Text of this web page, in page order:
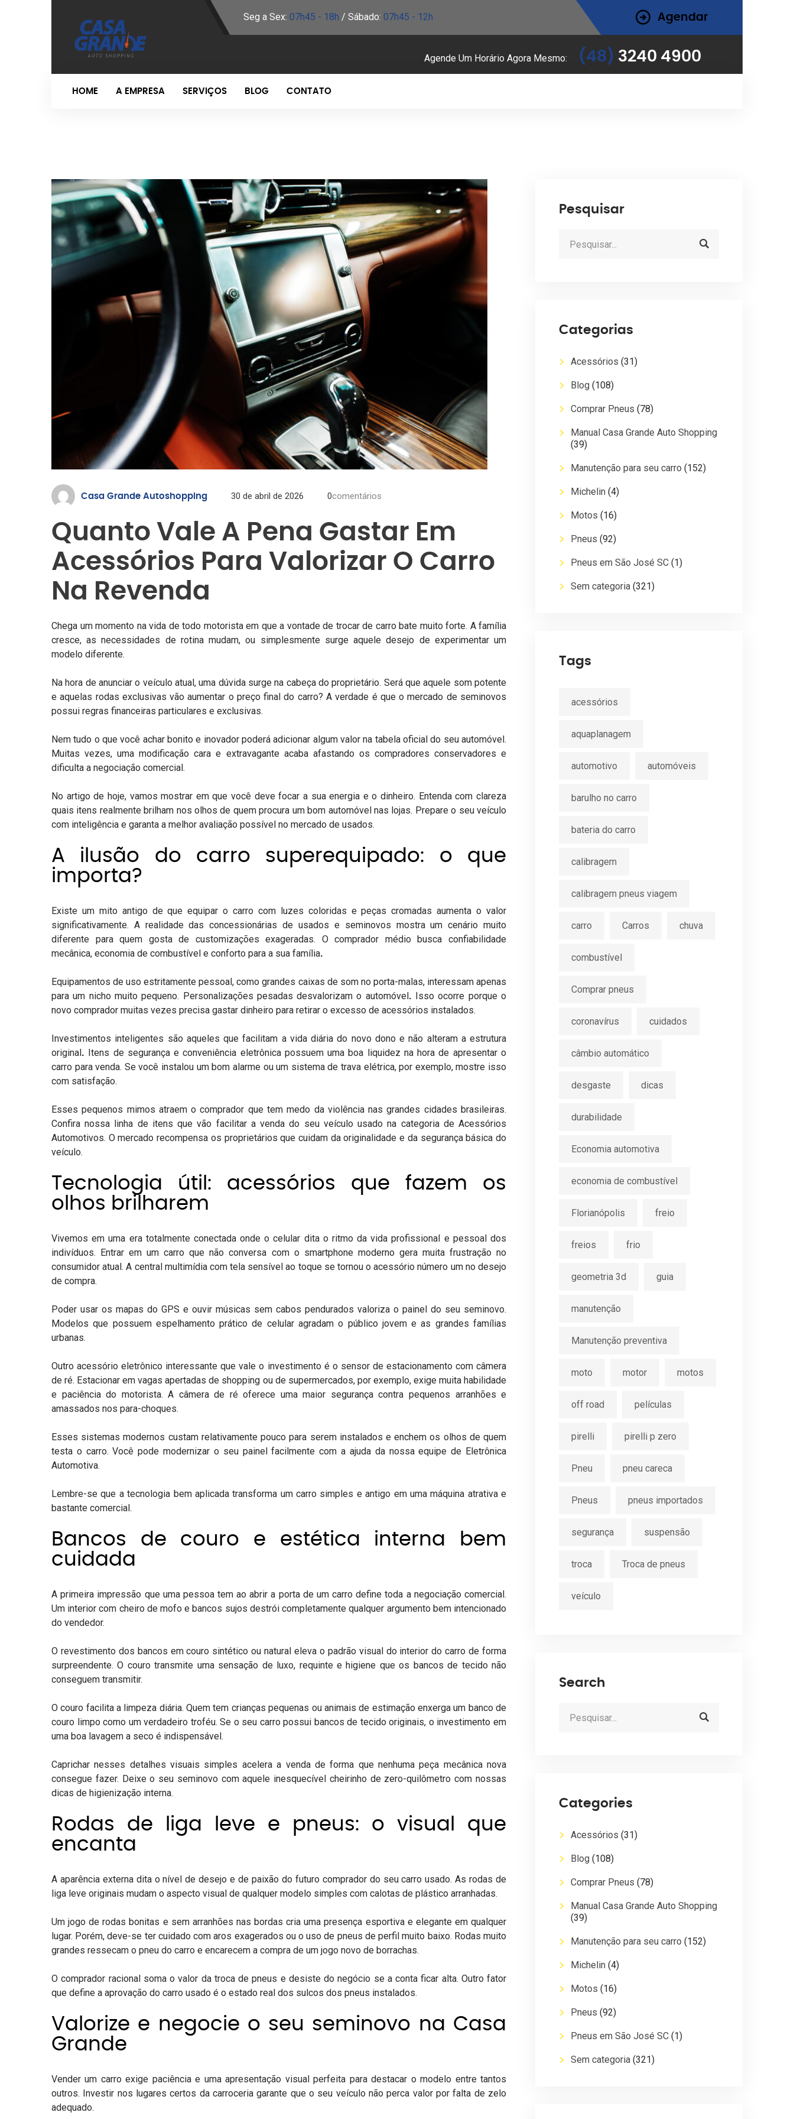
Seg a Sex: 07h45 - 18h / Sábado: 07h45 - 12h Agendar
Agende Um Horário Agora Mesmo: (48) 3240 4900
HOME A EMPRESA SERVIÇOS BLOG CONTATO
Casa Grande Autoshopping 30 de abril de 2026 0comentários
Quanto Vale A Pena Gastar Em
Acessórios Para Valorizar O Carro
Na Revenda
Chega um momento na vida de todo motorista em que a vontade de trocar de carro bate muito forte. A família
cresce, as necessidades de rotina mudam, ou simplesmente surge aquele desejo de experimentar um
modelo diferente.
Na hora de anunciar o veículo atual, uma dúvida surge na cabeça do proprietário. Será que aquele som potente
e aquelas rodas exclusivas vão aumentar o preço final do carro? A verdade é que omercado de seminovos
possui regras financeiras particulares e exclusivas.
Nem tudo o que você achar bonito e inovador poderá adicionar algum valor na tabela oficial do seu automóvel.
Muitas vezes, uma modificação cara e extravagante acaba afastando os compradores conservadores e
dificulta a negociação comercial.
No artigo de hoje, vamos mostrar em que você deve focar a sua energia e o dinheiro. Entenda com clareza
quais itens realmente brilham nos olhos de quem procura um bom automóvel nas lojas. Prepare o seu veículo
com inteligência e garanta a melhor avaliação possível no mercado de usados.
A ilusão do carro superequipado: o que
importa?
Existe um mito antigo de que equipar o carro com luzes coloridas e peças cromadas aumenta o valor
significativamente. A realidade das concessionárias de usados e seminovos mostra um cenário muito
diferente para quem gosta de customizações exageradas. O comprador médio busca confiabilidade
mecânica, economia de combustível e conforto para a sua família.
Equipamentos de uso estritamente pessoal, como grandes caixas de som no porta-malas, interessam apenas
para um nicho muito pequeno. Personalizações pesadas desvalorizam o automóvel. Isso ocorre porque o
novo comprador muitas vezes precisa gastar dinheiro para retirar o excesso de acessórios instalados.
Investimentos inteligentes são aqueles que facilitam a vida diária do novo dono e não alteram a estrutura
original. Itens de segurança e conveniência eletrônica possuem uma boa liquidez na hora de apresentar o
carro para venda. Se você instalou um bom alarme ou um sistema de trava elétrica, por exemplo, mostre isso
com satisfação.
Esses pequenos mimos atraem o comprador que tem medo da violência nas grandes cidades brasileiras.
Confira nossa linha de itens que vão facilitar a venda do seu veículo usado na categoria de Acessórios
Automotivos. O mercado recompensa os proprietários que cuidam da originalidade e da segurança básica do
veículo.
Tecnologia útil: acessórios que fazem os
olhos brilharem
Vivemos em uma era totalmente conectada onde o celular dita o ritmo da vida profissional e pessoal dos
indivíduos. Entrar em um carro que não conversa com o smartphone moderno gera muita frustração no
consumidor atual. A central multimídia com tela sensível ao toque se tornou o acessório número um no desejo
de compra.
Poder usar os mapas do GPS e ouvir músicas sem cabos pendurados valoriza o painel do seu seminovo.
Modelos que possuem espelhamento prático de celular agradam o público jovem e as grandes famílias
urbanas.
Outro acessório eletrônico interessante que vale o investimento é o sensor de estacionamento com câmera
de ré. Estacionar em vagas apertadas de shopping ou de supermercados, por exemplo, exige muita habilidade
e paciência do motorista. A câmera de ré oferece uma maior segurança contra pequenos arranhões e
amassados nos para-choques.
Esses sistemas modernos custam relativamente pouco para serem instalados e enchem os olhos de quem
testa o carro. Você pode modernizar o seu painel facilmente com a ajuda da nossa equipe de Eletrônica
Automotiva.
Lembre-se que a tecnologia bem aplicada transforma um carro simples e antigo em uma máquina atrativa e
bastante comercial.
Bancos de couro e estética interna bem
cuidada
A primeira impressão que uma pessoa tem ao abrir a porta de um carro define toda a negociação comercial.
Um interior com cheiro de mofo e bancos sujos destrói completamente qualquer argumento bem intencionado
do vendedor.
O revestimento dos bancos em couro sintético ou natural eleva o padrão visual do interior do carro de forma
surpreendente. O couro transmite uma sensação de luxo, requinte e higiene que os bancos de tecido não
conseguem transmitir.
O couro facilita a limpeza diária. Quem tem crianças pequenas ou animais de estimação enxerga um banco de
couro limpo como um verdadeiro troféu. Se o seu carro possui bancos de tecido originais, o investimento em
uma boa lavagem a seco é indispensável.
Caprichar nesses detalhes visuais simples acelera a venda de forma que nenhuma peça mecânica nova
consegue fazer. Deixe o seu seminovo com aquele inesquecível cheirinho de zero-quilômetro com nossas
dicas de higienização interna.
Rodas de liga leve e pneus: o visual que
encanta
A aparência externa dita o nível de desejo e de paixão do futuro comprador do seu carro usado. As rodas de
liga leve originais mudam o aspecto visual de qualquer modelo simples com calotas de plástico arranhadas.
Um jogo de rodas bonitas e sem arranhões nas bordas cria uma presença esportiva e elegante em qualquer
lugar. Porém, deve-se ter cuidado com aros exagerados ou ouso de pneus de perfil muito baixo. Rodas muito
grandes ressecam o pneu do carro e encarecem a compra de um jogo novo de borrachas.
O comprador racional soma o valor da troca de pneus e desiste do negócio se a conta ficar alta. Outro fator
que define a aprovação do carro usado é o estado real dos sulcos dos pneus instalados.
Valorize e negocie o seu seminovo na Casa
Grande
Vender um carro exige paciência e uma apresentação visual perfeita para destacar o modelo entre tantos
outros. Investir nos lugares certos da carroceria garante que o seu veículo não perca valor por falta de zelo
adequado.
Pesquisar
Categorias
Acessórios (31)
Blog (108)
Comprar Pneus (78)
Manual Casa Grande Auto Shopping
(39)
Manutenção para seu carro (152)
Michelin (4)
Motos (16)
Pneus (92)
Pneus em São José SC (1)
Sem categoria (321)
Tags
acessórios
aquaplanagem
automotivo automóveis
barulho no carro
bateria do carro
calibragem
calibragem pneus viagem
carro Carros chuva
combustível
Comprar pneus
coronavírus cuidados
câmbio automático
desgaste dicas
durabilidade
Economia automotiva
economia de combustível
Florianópolis freio
freios frio
geometria 3d guia
manutenção
Manutenção preventiva
moto motor motos
off road películas
pirelli pirelli p zero
Pneu pneu careca
Pneus pneus importados
segurança suspensão
troca Troca de pneus
veículo
Search
Categories
Acessórios (31)
Blog (108)
Comprar Pneus (78)
Manual Casa Grande Auto Shopping
(39)
Manutenção para seu carro (152)
Michelin (4)
Motos (16)
Pneus (92)
Pneus em São José SC (1)
Sem categoria (321)